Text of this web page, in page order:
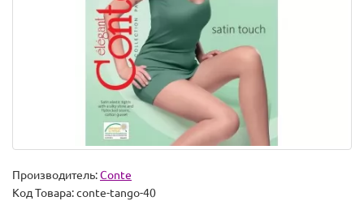
Производитель:Conte
Код Товара:conte-tango-40